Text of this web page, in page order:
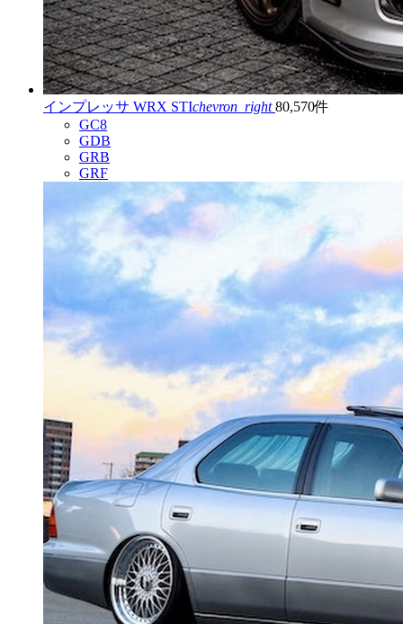
インプレッサ WRX STIchevron_right 80,570件
GC8
GDB
GRB
GRF